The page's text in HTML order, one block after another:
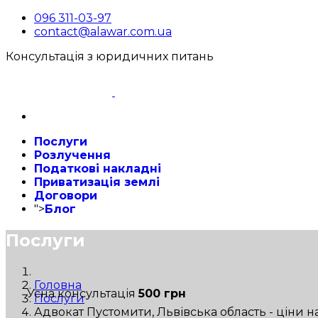
096 311-03-97
contact@alawar.com.ua
Консультація з юридичних питань
Послуги
Розлучення
Податкові накладні
Приватизація землі
Договори
">Блог
Послуги
Головна
Послуги
Адвокат Пустомити, Львівська область - ціни
Усна консультація500 грн